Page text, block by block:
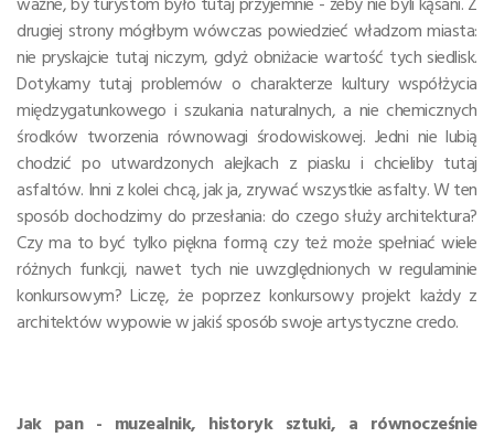
drugiej strony mógłbym wówczas powiedzieć władzom miasta:
nie pryskajcie tutaj niczym, gdyż obniżacie wartość tych siedlisk.
Dotykamy tutaj problemów o charakterze kultury współżycia
międzygatunkowego i szukania naturalnych, a nie chemicznych
środków tworzenia równowagi środowiskowej. Jedni nie lubią
chodzić po utwardzonych alejkach z piasku i chcieliby tutaj
asfaltów. Inni z kolei chcą, jak ja, zrywać wszystkie asfalty. W ten
sposób dochodzimy do przesłania: do czego służy architektura?
Czy ma to być tylko piękna formą czy też może spełniać wiele
różnych funkcji, nawet tych nie uwzględnionych w regulaminie
konkursowym? Liczę, że poprzez konkursowy projekt każdy z
architektów wypowie w jakiś sposób swoje artystyczne credo.
Jak pan - muzealnik, historyk sztuki, a równocześnie